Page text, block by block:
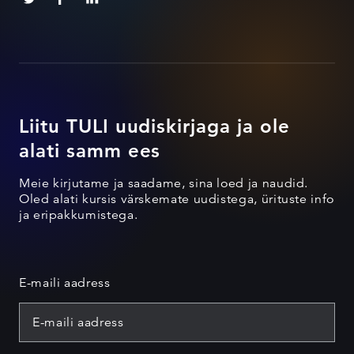
Liitu TULI uudiskirjaga ja ole
alati samm ees
Meie kirjutame ja saadame, sina loed ja naudid.
Oled alati kursis värskemate uudistega, ürituste info
ja eripakkumistega.
E-maili aadress